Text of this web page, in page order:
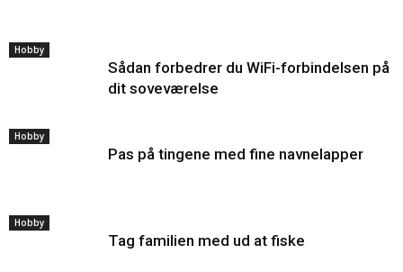
Hobby
Sådan forbedrer du WiFi-forbindelsen på
dit soveværelse
Hobby
Pas på tingene med fine navnelapper
Hobby
Tag familien med ud at fiske